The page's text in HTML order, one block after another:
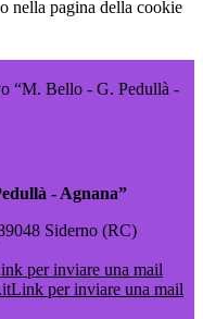
nella pagina della cookie
“M. Bello - G. Pedullà -
- Agnana”
Siderno (RC)
per inviare una mail
Link per inviare una mail